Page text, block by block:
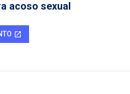
acoso sexual
open_in_new